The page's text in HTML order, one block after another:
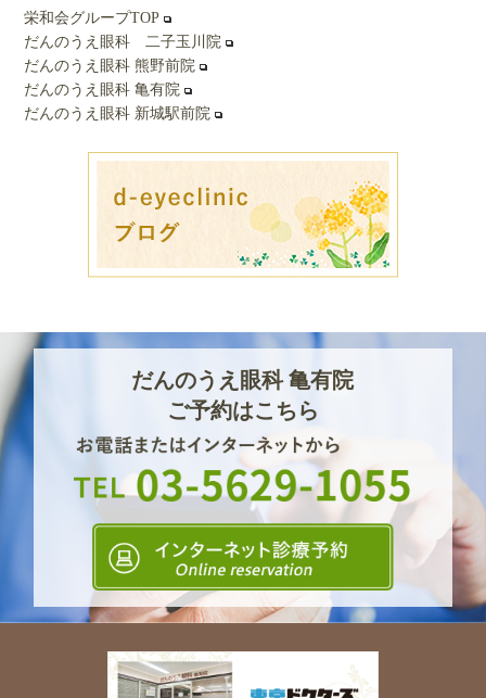
栄和会グループTOP
だんのうえ眼科 二子玉川院
だんのうえ眼科 熊野前院
だんのうえ眼科 亀有院
だんのうえ眼科 新城駅前院
だんのうえ眼科 亀有院
ご予約はこちら